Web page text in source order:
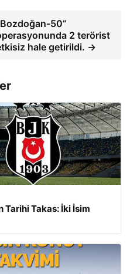
50”
2 terörist
hale getirildi. →
Tarihi Takas: İki İsim